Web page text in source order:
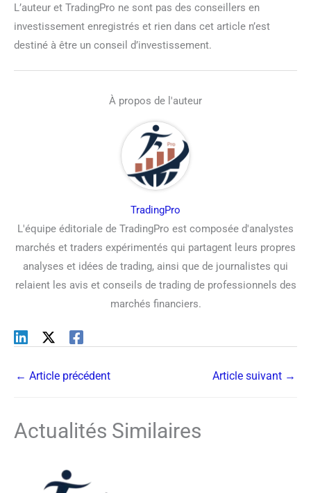
L’auteur et TradingPro ne sont pas des conseillers en
investissement enregistrés et rien dans cet article n’est
destiné à être un conseil d’investissement.
À propos de l'auteur
TradingPro
L'équipe éditoriale de TradingPro est composée d'analystes
marchés et traders expérimentés qui partagent leurs propres
analyses et idées de trading, ainsi que de journalistes qui
relaient les avis et conseils de trading de professionnels des
marchés financiers.
← Article précédent Article suivant →
Actualités Similaires